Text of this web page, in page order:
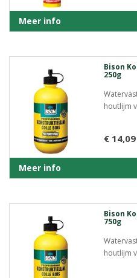
Meer info
Bison
250g
houtlijm
€ 14,09
Meer info
Bison
750g
houtlijm